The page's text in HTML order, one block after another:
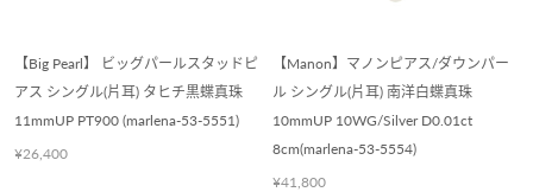
【Big Pearl】 ビッグパールスタッドピ
アス シングル(片耳) タヒチ黒蝶真珠
11mmUP PT900 (marlena-53-5551)
¥26,400
【Manon】マノンピアス/ダウンパー
ル シングル(片耳) 南洋白蝶真珠
10mmUP 10WG/Silver D0.01ct
8cm(marlena-53-5554)
¥41,800